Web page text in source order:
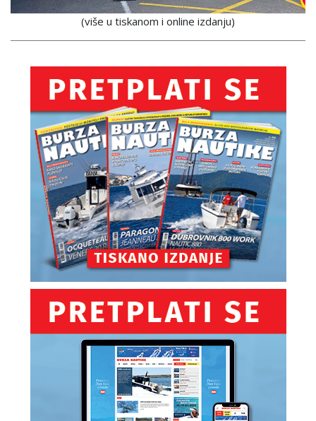
(više u tiskanom i online izdanju)